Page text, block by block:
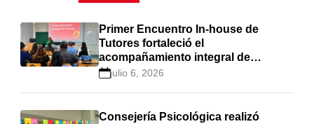
Primer Encuentro In-house de
Tutores fortaleció el
acompañamiento integral de
estudiantes en Cayetano Heredia
julio 6, 2026
Consejería Psicológica realizó